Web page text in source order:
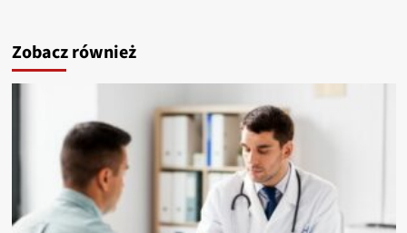
Zobacz również